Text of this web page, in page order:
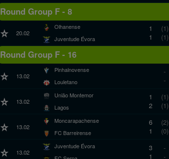
Round Group F - 8
20.02
Olhanense
Juventude Évora
1
1
(1)
(1)
Round Group F - 16
13.02
Pinhalnovense
Louletano
-
-
13.02
União Montemor
Lagos
1
2
(1)
(1)
13.02
Moncarapachense
FC Barreirense
6
1
(2)
(0)
13.02
Juventude Évora
3
1
-
-